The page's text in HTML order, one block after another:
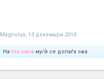
Magnolija, 13 декември 2010
На ms.ivana му/ѝ се допаѓа ова.